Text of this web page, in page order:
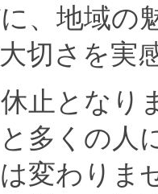
、地域の
切さを実
止となり
多くの人
変わりま